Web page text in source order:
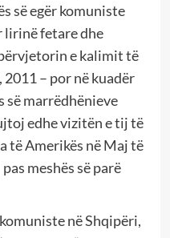
së egër komuniste
lirinë fetare dhe
e kalimit të
– por në kuadër
marrëdhënieve
edhe vizitën e tij të
të Amerikës në Maj të
meshës së parë
në Shqipëri,